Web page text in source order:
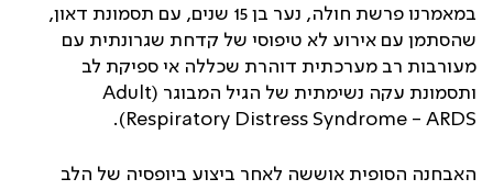
במאמרנו פרשת חולה, נער בן 15 שנים, עם תסמונת דאון,
שהסתמן עם אירוע לא טיפוסי של קדחת שגרונתית עם
מעורבות רב מערכתית דוהרת שכללה אי ספיקת לב
ותסמונת עקה נשימתית של הגיל המבוגר (Adult
Respiratory Distress Syndrome - ARDS
).
האבחנה הסופית אוששה לאחר ביצוע ביופסיה של הלב